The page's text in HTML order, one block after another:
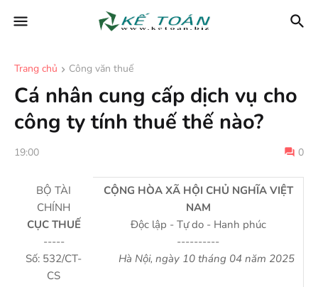
Trang chủ Công văn thuế
Cá nhân cung cấp dịch vụ cho
công ty tính thuế thế nào?
19:00 0
BỘ TÀI
CHÍNH
CỤC THUẾ
-----
Số: 532/CT-
CS
CỘNG HÒA XÃ HỘI CHỦ NGHĨA VIỆT
NAM
Độc lập - Tự do - Hanh phúc
----------
Hà Nội, ngày 10 tháng 04 năm 2025